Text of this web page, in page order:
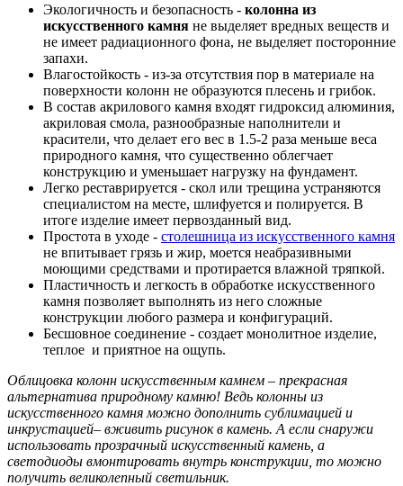
Экологичность и безопасность - колонна из
искусственного камня не выделяет вредных веществ и
не имеет радиационного фона, не выделяет посторонние
запахи.
Влагостойкость - из-за отсутствия пор в материале на
поверхности колонн не образуются плесень и грибок.
В состав акрилового камня входят гидроксид алюминия,
акриловая смола, разнообразные наполнители и
красители, что делает его вес в 1.5-2 раза меньше веса
природного камня, что существенно облегчает
конструкцию и уменьшает нагрузку на фундамент.
Легко реставрируется - скол или трещина устраняются
специалистом на месте, шлифуется и полируется. В
итоге изделие имеет первозданный вид.
Простота в уходе - столешница из искусственного камня
не впитывает грязь и жир, моется неабразивными
моющими средствами и протирается влажной тряпкой.
Пластичность и легкость в обработке искусственного
камня позволяет выполнять из него сложные
конструкции любого размера и конфигураций.
Бесшовное соединение - создает монолитное изделие,
теплое и приятное на ощупь.
Облицовка колонн искусственным камнем – прекрасная
альтернатива природному камню! Ведь колонны из
искусственного камня можно дополнить сублимацией и
инкрустацией– вживить рисунок в камень. А если снаружи
использовать прозрачный искусственный камень, а
светодиоды вмонтировать внутрь конструкции, то можно
получить великолепный светильник.